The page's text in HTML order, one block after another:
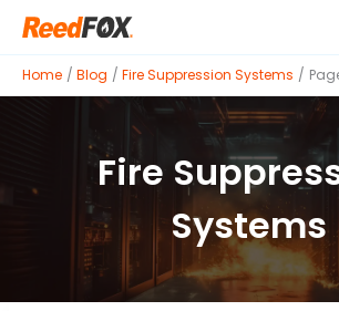
Home Blog Fire Suppression Systems
Fire
Systems